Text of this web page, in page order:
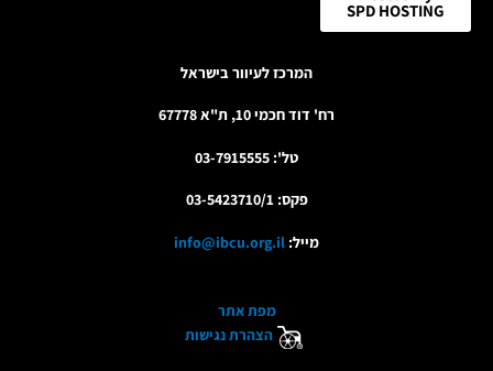
SPD HOSTING
המרכז לעיוור בישראל
רח' דוד חכמי 10, ת"א 67778
טל': 03-7915555
פקס: 03-5423710/1
מייל: info@ibcu.org.il
מפת אתר
הצהרת נגישות